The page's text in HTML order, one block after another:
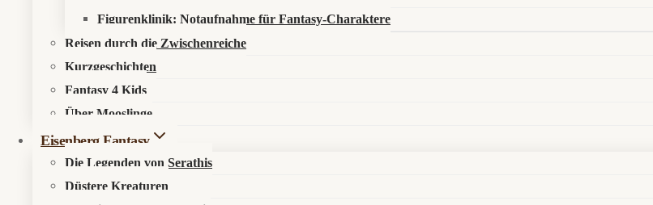
Figurenklinik: Notaufnahme für Fantasy-Charaktere
Reisen durch die Zwischenreiche
Kurzgeschichten
Fantasy 4 Kids
Über Mooslinge
Eisenberg Fantasy
Die Legenden von Serathis
Düstere Kreaturen